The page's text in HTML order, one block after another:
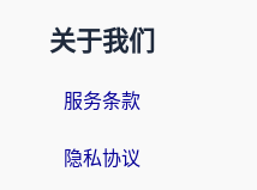
关于我们
服务条款
隐私协议